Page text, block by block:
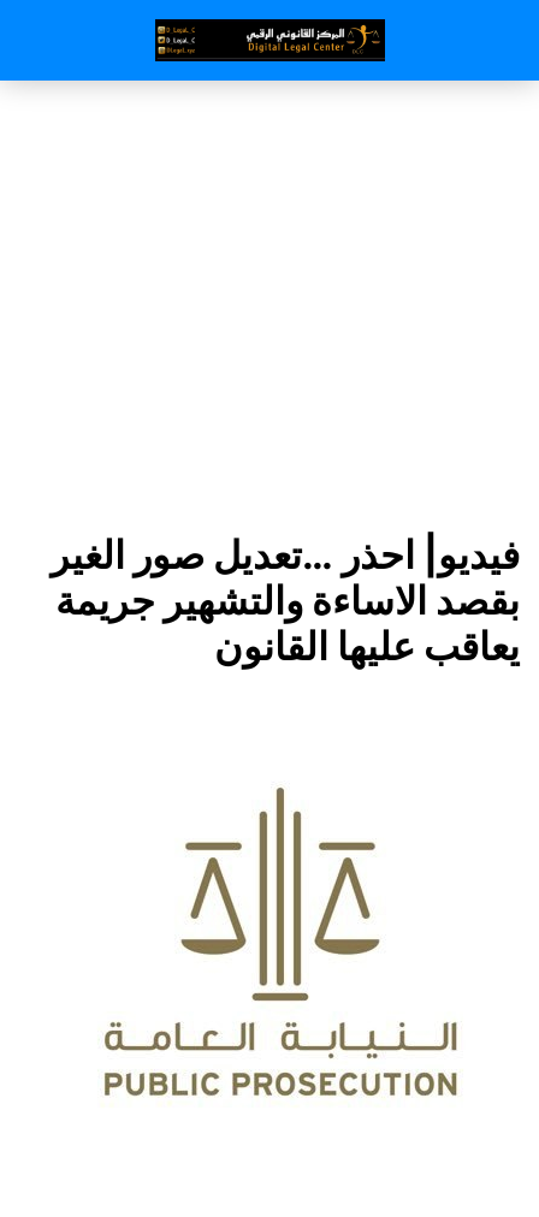
فيديو| احذر …تعديل صور الغير
بقصد الاساءة والتشهير جريمة
يعاقب عليها القانون